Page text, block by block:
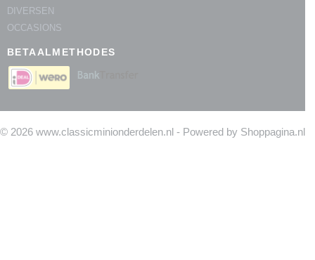
DIVERSEN
OCCASIONS
BETAALMETHODES
© 2026 www.classicminionderdelen.nl - Powered by Shoppagina.nl